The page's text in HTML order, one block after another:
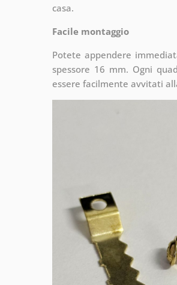
casa.
Facile montaggio
Potete appendere
spessore 16 mm. Ogni
essere facilmente avvitati